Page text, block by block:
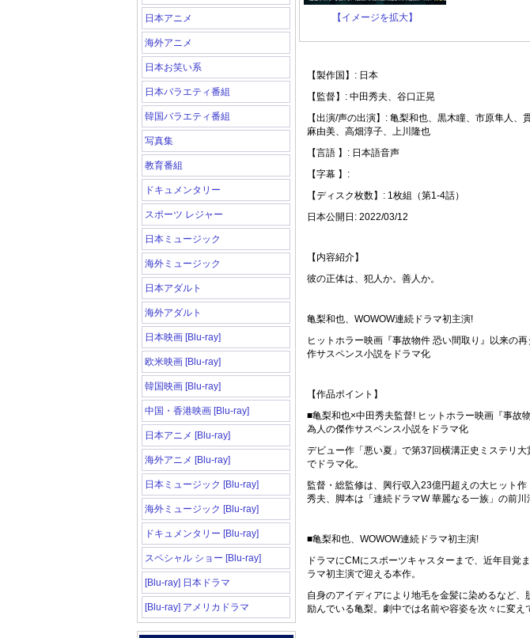
日本アニメ
海外アニメ
日本お笑い系
日本バラエティ番組
韓国バラエティ番組
写真集
教育番組
ドキュメンタリー
スポーツ レジャー
日本ミュージック
海外ミュージック
日本アダルト
海外アダルト
日本映画 [Blu-ray]
欧米映画 [Blu-ray]
韓国映画 [Blu-ray]
中国・香港映画 [Blu-ray]
日本アニメ [Blu-ray]
海外アニメ [Blu-ray]
日本ミュージック [Blu-ray]
海外ミュージック [Blu-ray]
ドキュメンタリー [Blu-ray]
スペシャル ショー [Blu-ray]
[Blu-ray] 日本ドラマ
[Blu-ray] アメリカドラマ
【イメージを拡大】
【製作国】: 日本
【監督】: 中田秀夫、谷口正晃
【出演/声の出演】: 亀梨和也、黒木瞳、市原隼人
麻由美、高畑淳子、上川隆也
【言語 】: 日本語音声
【字幕 】:
【ディスク枚数】: 1枚組（第1-4話）
日本公開日: 2022/03/12
【内容紹介】
彼の正体は、犯人か。善人か。
亀梨和也、WOWOW連続ドラマ初主演!
ヒットホラー映画『事故物件 恐い間取り』以来の
作サスペンス小説をドラマ化
【作品ポイント】
■亀梨和也×中田秀夫監督! ヒットホラー映画『事故
為人の傑作サスペンス小説をドラマ化
デビュー作「悪い夏」で第37回横溝正史ミステリ
でドラマ化。
監督・総監修は、興行収入23億円超えの大ヒット
秀夫、脚本は「連続ドラマW 華麗なる一族」の前川
■亀梨和也、WOWOW連続ドラマ初主演!
ドラマにCMにスポーツキャスターまで、近年目覚
ラマ初主演で迎える本作。
自身のアイディアにより地毛を金髪に染めるなど
励んでいる亀梨。劇中では名前や容姿を次々に変え